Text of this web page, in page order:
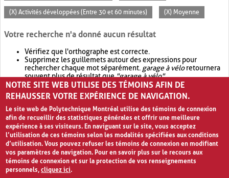
(X) Activités développées (Entre 30 et 60 minutes) (X) Moyenne
Votre recherche n'a donné aucun résultat
Vérifiez que l'orthographe est correcte.
Supprimez les guillemets autour des expressions pour
rechercher chaque mot séparément. garage à véloretournera
souvent plus de résultat que"garage à vélo".
Envisagez d'élargir votre recherche avec OR.garage OR vélo
retournera souvent plus de résultat quegarage à vélo
NOTRE SITE WEB UTILISE DES TÉMOINS AFIN DE
REHAUSSER VOTRE EXPÉRIENCE DE NAVIGATION.
Le site web de Polytechnique Montréal utilise des témoins de connexion
afin de recueillir des statistiques générales et offrir une meilleure
expérience à ses visiteurs. En naviguant sur le site, vous acceptez
l’utilisation de ces témoins selon les modalités spécifiées aux conditions
d’utilisation. Vous pouvez refuser les témoins de connexion en modifiant
vos paramètres de navigation. Pour en savoir plus sur le recours aux
témoins de connexion et sur la protection de vos renseignements
personnels,cliquez ici.